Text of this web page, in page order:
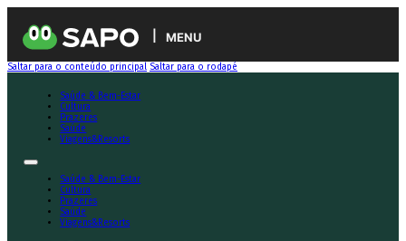
MENU
Saltar para o conteúdo principal Saltar para o rodapé
Saúde & Bem-Estar
Cultura
Prazeres
Saúde
Viagens&Resorts
Saúde & Bem-Estar
Cultura
Prazeres
Saúde
Viagens&Resorts